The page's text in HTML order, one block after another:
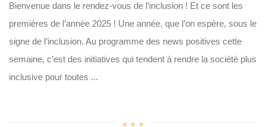
Bienvenue dans le rendez-vous de l’inclusion ! Et ce sont les
premières de l’année 2025 ! Une année, que l’on espère, sous le
signe de l’inclusion. Au programme des news positives cette
semaine, c’est des initiatives qui tendent à rendre la société plus
inclusive pour toutes ...